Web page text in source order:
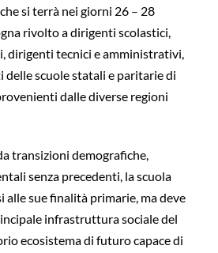
si terrà nei giorni 26 – 28
rivolto a dirigenti scolastici,
dirigenti tecnici e amministrativi,
delle scuole statali e paritarie di
dalle diverse regioni
transizioni demografiche,
senza precedenti, la scuola
alle sue finalità primarie, ma deve
infrastruttura sociale del
ecosistema di futuro capace di